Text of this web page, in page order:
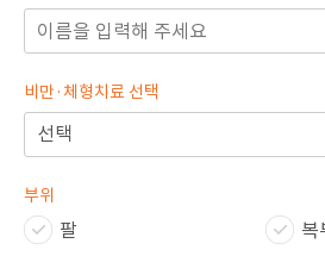
비만·체형치료 선택
부위
팔
복